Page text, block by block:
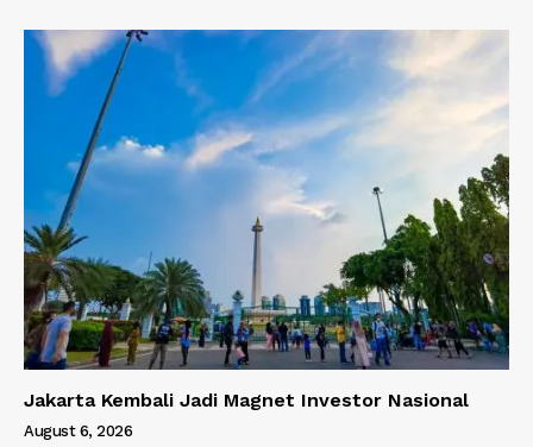
Jakarta Kembali Jadi Magnet Investor Nasional
August 6, 2026